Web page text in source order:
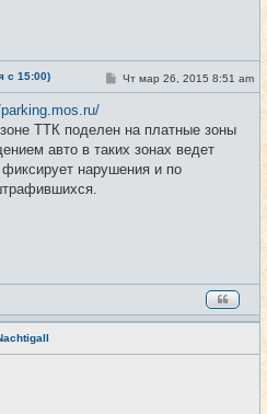
с 15:00) #17
С
о
щ
н
и
Чт мар 26, 2015 8:51 am
ТТК поделен на платные зоны
авто в таких зонах ведет
нарушения и по